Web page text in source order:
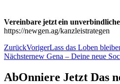
Vereinbare jetzt ein
https://newgen.ag/kanzleistrategen
ZurückVorigerLass das Loben
Nächsternew Gena – Deine neue
AbOnniere Jetzt Das